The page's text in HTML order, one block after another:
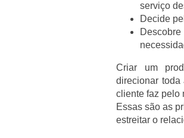
serviço
Decide
Criar um
direcionar
cliente faz pelo
Essas são as
estreitar o